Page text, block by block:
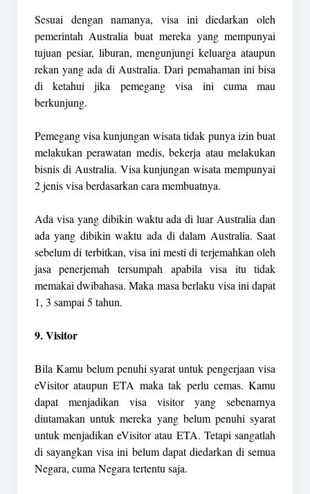
Sesuai dengan namanya, visa ini diedarkan oleh
pemerintah Australia buat mereka yang mempunyai
tujuan pesiar, liburan, mengunjungi keluarga ataupun
rekan yang ada di Australia. Dari pemahaman ini bisa
di ketahui jika pemegang visa ini cuma mau
berkunjung.
Pemegang visa kunjungan wisata tidak punya izin buat
melakukan perawatan medis, bekerja atau melakukan
bisnis di Australia. Visa kunjungan wisata mempunyai
2 jenis visa berdasarkan cara membuatnya.
Ada visa yang dibikin waktu ada di luar Australia dan
ada yang dibikin waktu ada di dalam Australia. Saat
sebelum di terbitkan, visa ini mesti di terjemahkan oleh
jasa penerjemah tersumpah apabila visa itu tidak
memakai dwibahasa. Maka masa berlaku visa ini dapat
1, 3 sampai 5 tahun.
9. Visitor
Bila Kamu belum penuhi syarat untuk pengerjaan visa
eVisitor ataupun ETA maka tak perlu cemas. Kamu
dapat menjadikan visa visitor yang sebenarnya
diutamakan untuk mereka yang belum penuhi syarat
untuk menjadikan eVisitor atau ETA. Tetapi sangatlah
di sayangkan visa ini belum dapat diedarkan di semua
Negara, cuma Negara tertentu saja.